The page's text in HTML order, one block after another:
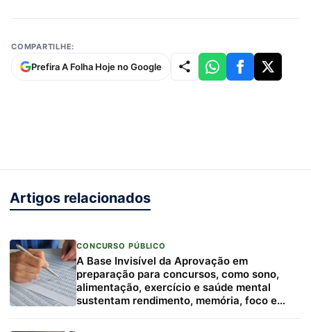
COMPARTILHE:
Prefira A Folha Hoje no Google
Artigos relacionados
CONCURSO PÚBLICO
A Base Invisível da Aprovação em
preparação para concursos, como sono,
alimentação, exercício e saúde mental
sustentam rendimento, memória, foco e